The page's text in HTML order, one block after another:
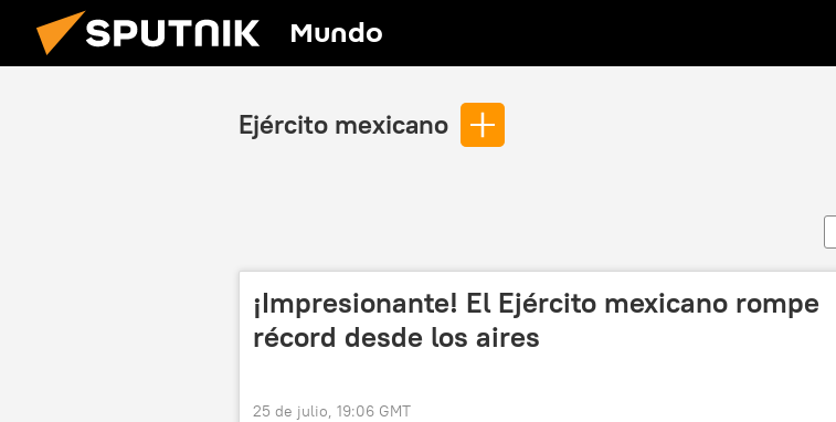
Mundo
Ejército mexicano
¡Impresionante! El Ejército mexicano rompe
récord desde los aires
25 de julio, 19:06 GMT